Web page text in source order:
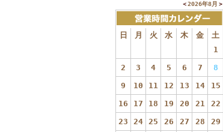
＜2026年8月 ＞
日 月 火 水 木 金
土
1
2
3 4 5 6 7
8
9
10 11 12 13 14
15
16
17 18 19 20 21
22
23
24 25 26 27 28
29